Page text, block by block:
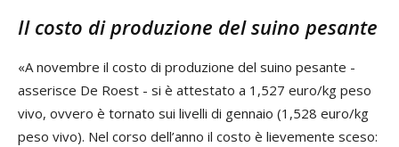
Il costo di produzione del suino pesante
«A novembre il costo di produzione del suino pesante -
asserisce De Roest - si è attestato a 1,527 euro/kg peso
vivo, ovvero è tornato sui livelli di gennaio (1,528 euro/kg
peso vivo). Nel corso dell’anno il costo è lievemente sceso: